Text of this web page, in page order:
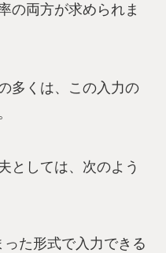
の両方が求められま
多くは、この入力の
としては、次のよう
た形式で入力できる